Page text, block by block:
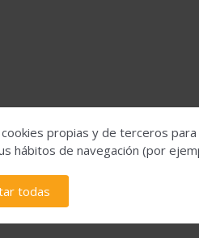
propias y de terceros
hábitos de navegación (por
todas